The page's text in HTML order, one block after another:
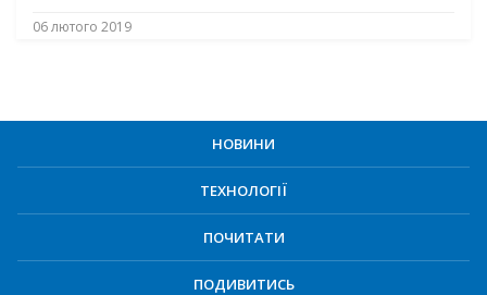
06 лютого 2019
НОВИНИ
ТЕХНОЛОГІЇ
ПОЧИТАТИ
ПОДИВИТИСЬ